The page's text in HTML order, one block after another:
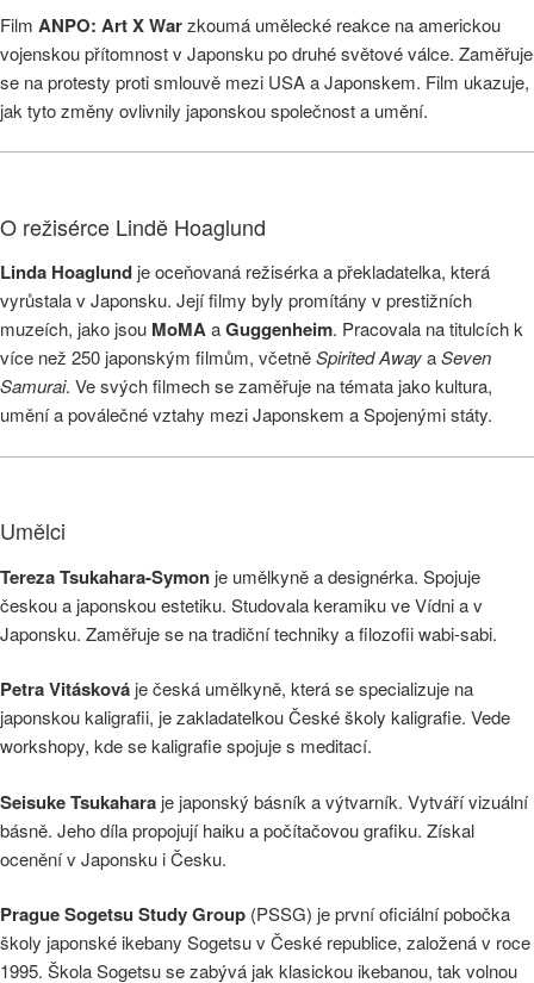
Film ANPO: Art X Warzkoumá umělecké reakce na americkou
vojenskou přítomnost v Japonsku po druhé světové válce. Zaměřuje
se na protesty proti smlouvě mezi USA a Japonskem. Film ukazuje,
jak tyto změny ovlivnily japonskou společnost a umění.
O režisérce Lindě Hoaglund
Linda Hoaglund je oceňovaná režisérka a překladatelka, která
vyrůstala v Japonsku. Její filmy byly promítány v prestižních
muzeích, jako jsou MoMAaGuggenheim. Pracovala na titulcích k
více než 250 japonským filmům, včetněSpirited AwayaSeven
Samurai. Ve svých filmech se zaměřuje na témata jako kultura,
umění a poválečné vztahy mezi Japonskem a Spojenými státy.
Umělci
Tereza Tsukahara-Symon je umělkyně a designérka. Spojuje
českou a japonskou estetiku. Studovala keramiku ve Vídni a v
Japonsku. Zaměřuje se na tradiční techniky a filozofii wabi-sabi.
Petra Vitásková je česká umělkyně, která se specializuje na
japonskou kaligrafii, je zakladatelkou České školy kaligrafie. Vede
workshopy, kde se kaligrafie spojuje s meditací.
Seisuke Tsukahara je japonský básník a výtvarník. Vytváří vizuální
básně. Jeho díla propojují haiku a počítačovou grafiku. Získal
ocenění v Japonsku i Česku.
Prague Sogetsu Study Group (PSSG) je první oficiální pobočka
školy japonské ikebany Sogetsu v České republice, založená v roce
1995. Škola Sogetsu se zabývá jak klasickou ikebanou, tak volnou